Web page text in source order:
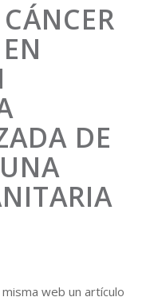
DE
UNA
web un artículo